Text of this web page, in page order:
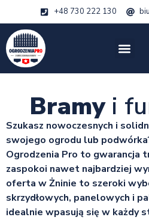
+48 730 222 130
Bramy i
Szukasz nowoczesnych i
swojego ogrodu lub
Ogrodzenia Pro to gwarancja
zaspokoi nawet najbardziej
oferta w Żninie to szeroki
skrzydłowych, panelowych i
idealnie wpasują się w każdy